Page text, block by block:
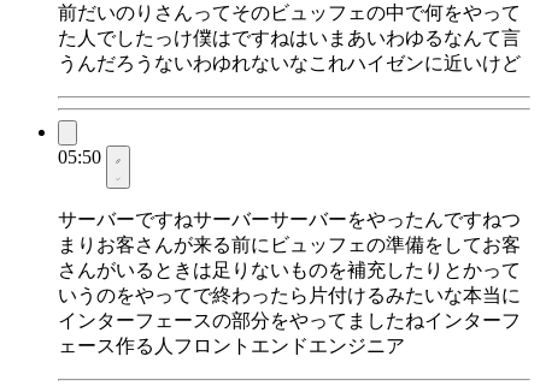
前だいのりさんってそのビュッフェの中で何をやって
た人でしたっけ僕はですねはいまあいわゆるなんて言
うんだろうないわゆれないなこれハイゼンに近いけど
05:50
サーバーですねサーバーサーバーをやったんですねつ
まりお客さんが来る前にビュッフェの準備をしてお客
さんがいるときは足りないものを補充したりとかって
いうのをやってで終わったら片付けるみたいな本当に
インターフェースの部分をやってましたねインターフ
ェース作る人フロントエンドエンジニア